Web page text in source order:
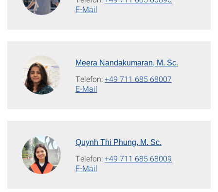
E-Mail
Meera Nandakumaran, M. Sc.
Telefon:+49 711 685 68007
E-Mail
Quynh Thi Phung, M. Sc.
Telefon:+49 711 685 68009
E-Mail